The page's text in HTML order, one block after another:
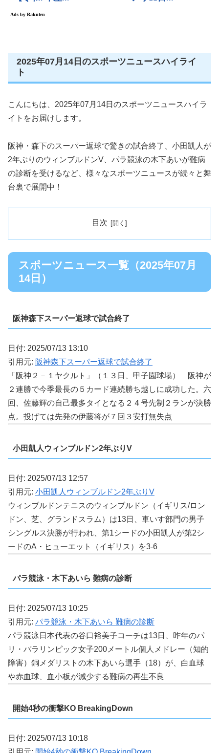
2025年07月14日のスポーツニュースハイライ
ト
こんにちは、2025年07月14日のスポーツニュースハイラ
イトをお届けします。
阪神・森下のスーパー返球で驚きの試合終了、小田凱人が
2年ぶりのウィンブルドンV、パラ競泳の木下あいが難病
の診断を受けるなど、様々なスポーツニュースが続々と舞
台裏で展開中！
目次
スポーツニュース一覧（2025年07月
14日）
阪神森下スーパー返球で試合終了
日付: 2025/07/13 13:10
引用元: 阪神森下スーパー返球で試合終了
「阪神２－１ヤクルト」（１３日、甲子園球場） 阪神が
２連勝で今季最長の５カード連続勝ち越しに成功した。六
回、佐藤輝の自己最多タイとなる２４号先制２ランが決勝
点。投げては先発の伊藤将が７回３安打無失点
小田凱人ウィンブルドン2年ぶりV
日付: 2025/07/13 12:57
引用元: 小田凱人ウィンブルドン2年ぶりV
ウィンブルドンテニスのウィンブルドン（イギリス/ロン
ドン、芝、グランドスラム）は13日、車いす部門の男子
シングルス決勝が行われ、第1シードの小田凱人が第2シ
ードのA・ヒューエット（イギリス）を3-6
パラ競泳・木下あいら 難病の診断
日付: 2025/07/13 10:25
引用元: パラ競泳・木下あいら 難病の診断
パラ競泳日本代表の谷口裕美子コーチは13日、昨年のパ
リ・パラリンピック女子200メートル個人メドレー（知的
障害）銅メダリストの木下あいら選手（18）が、白血球
や赤血球、血小板が減少する難病の再生不良
開始4秒の衝撃KO BreakingDown
日付: 2025/07/13 10:18